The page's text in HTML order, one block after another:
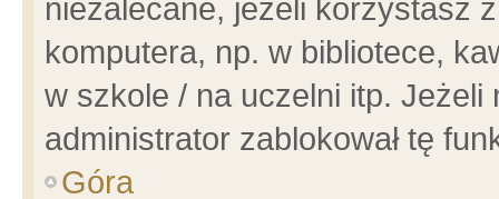
niezalecane, jeżeli korzystasz
komputera, np. w bibliotece,
w szkole / na uczelni itp.
administrator zablokował tę
Góra